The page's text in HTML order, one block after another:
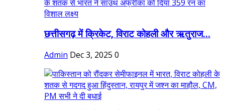
छत्तीसगढ़ में क्रिकेट, विराट कोहली और ऋतुराज...
Admin Dec 3, 2025 0